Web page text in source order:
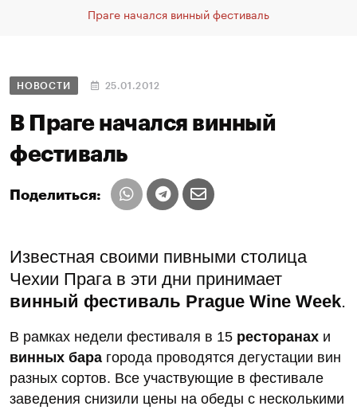
Праге начался винный фестиваль
НОВОСТИ 25.01.2012
В Праге начался винный
фестиваль
Поделиться:
Известная своими пивными столица
Чехии Прага в эти дни принимает
винный фестиваль Prague Wine Week.
В рамках недели фестиваля в 15 ресторанах и
винных бара города проводятся дегустации вин
разных сортов. Все участвующие в фестивале
заведения снизили цены на обеды с несколькими